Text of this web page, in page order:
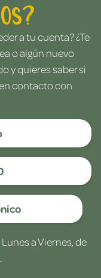
a tu cuenta? ¿Te
o algún nuevo
y quieres saber si
contacto con
a Viernes, de